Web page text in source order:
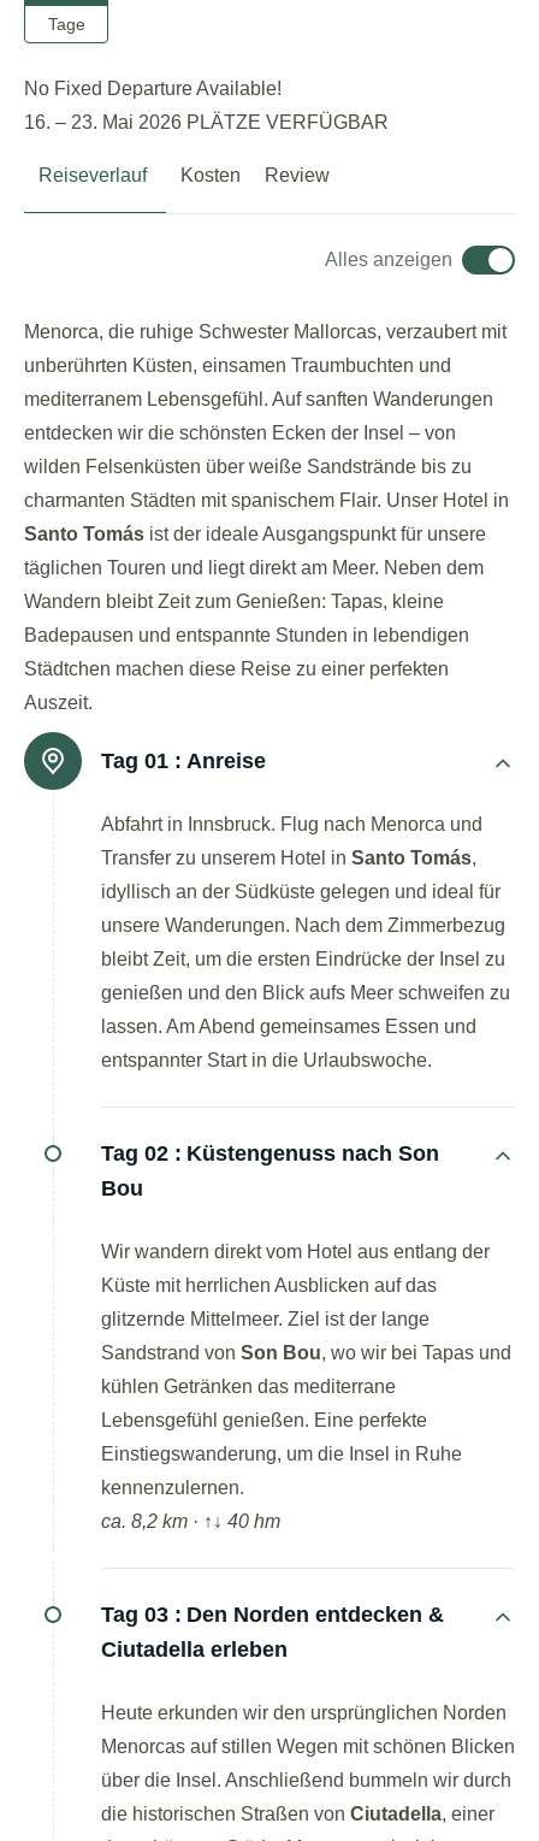
Tage
No Fixed Departure Available!
16. – 23. Mai 2026 PLÄTZE VERFÜGBAR
Reiseverlauf Kosten Review
Alles anzeigen
Menorca, die ruhige Schwester Mallorcas, verzaubert mit
unberührten Küsten, einsamen Traumbuchten und
mediterranem Lebensgefühl. Auf sanften Wanderungen
entdecken wir die schönsten Ecken der Insel – von
wilden Felsenküsten über weiße Sandstrände bis zu
charmanten Städten mit spanischem Flair. Unser Hotel in
Santo Tomás ist der ideale Ausgangspunkt für unsere
täglichen Touren und liegt direkt am Meer. Neben dem
Wandern bleibt Zeit zum Genießen: Tapas, kleine
Badepausen und entspannte Stunden in lebendigen
Städtchen machen diese Reise zu einer perfekten
Auszeit.
Tag 01 : Anreise
Abfahrt in Innsbruck. Flug nach Menorca und
Transfer zu unserem Hotel in Santo Tomás,
idyllisch an der Südküste gelegen und ideal für
unsere Wanderungen. Nach dem Zimmerbezug
bleibt Zeit, um die ersten Eindrücke der Insel zu
genießen und den Blick aufs Meer schweifen zu
lassen. Am Abend gemeinsames Essen und
entspannter Start in die Urlaubswoche.
Tag 02 : Küstengenuss nach Son
Bou
Wir wandern direkt vom Hotel aus entlang der
Küste mit herrlichen Ausblicken auf das
glitzernde Mittelmeer. Ziel ist der lange
Sandstrand von Son Bou, wo wir bei Tapas und
kühlen Getränken das mediterrane
Lebensgefühl genießen. Eine perfekte
Einstiegswanderung, um die Insel in Ruhe
kennenzulernen.
ca. 8,2 km · ↑↓ 40 hm
Tag 03 : Den Norden entdecken &
Ciutadella erleben
Heute erkunden wir den ursprünglichen Norden
Menorcas auf stillen Wegen mit schönen Blicken
über die Insel. Anschließend bummeln wir durch
die historischen Straßen von Ciutadella, einer